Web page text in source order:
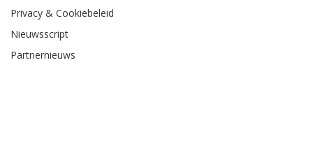
Privacy & Cookiebeleid
Nieuwsscript
Partnernieuws